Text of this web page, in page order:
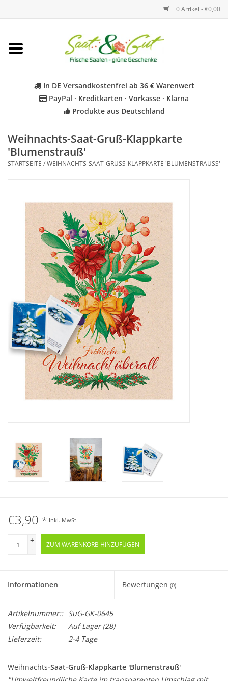
0 Artikel - €0,00
Startseite
Kräuter
BIO
Geschenkideen
Katalog
In DE Versandkostenfrei ab 36 € Warenwert
PayPal · Kreditkarten · Vorkasse · Klarna
Produkte aus Deutschland
Weihnachts-Saat-Gruß-Klappkarte
'Blumenstrauß'
STARTSEITE /WEIHNACHTS-SAAT-GRUSS-KLAPPKARTE 'BLUMENSTRAUSS'
€3,90 * Inkl. MwSt.
+
-
ZUM WARENKORB HINZUFÜGEN
Informationen Bewertungen (0)
Artikelnummer:: SuG-GK-0645
Verfügbarkeit:
Auf Lager(28)
Lieferzeit:
2-4 Tage
Weihnachts-Saat-Gruß-Klappkarte 'Blumenstrauß'
"Umweltfreundliche Karte im transparenten Umschlag mit